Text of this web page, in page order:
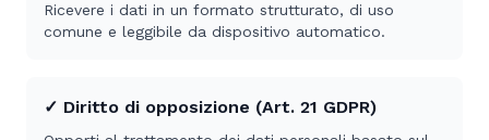
Ricevere i dati in un formato strutturato, di uso
comune e leggibile da dispositivo automatico.
✓ Diritto di opposizione (Art. 21 GDPR)